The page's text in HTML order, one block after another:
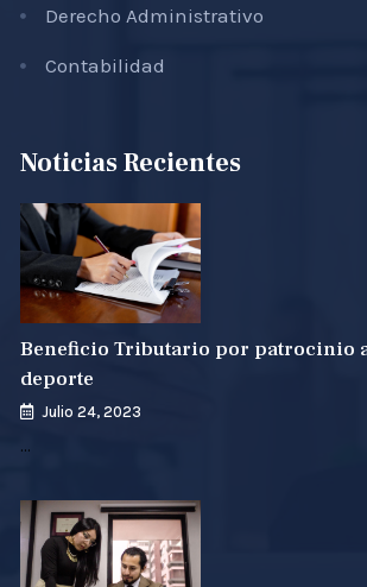
Derecho Administrativo
Contabilidad
Noticias Recientes
Beneficio Tributario por patrocinio
deporte
Julio 24, 2023
…